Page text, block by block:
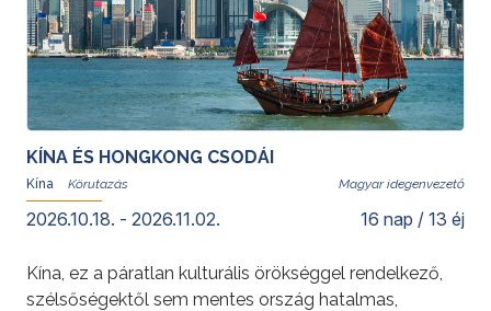
KÍNA ÉS HONGKONG CSODÁI
Kína Magyar idegenvezető
2026.10.18. - 2026.11.02. 16 nap / 13 éj
Kína, ez a páratlan kulturális örökséggel rendelkező,
szélsőségektől sem mentes ország hatalmas,